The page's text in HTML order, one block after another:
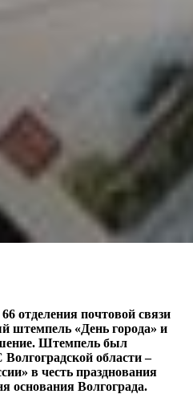
отделения почтовой связи
штемпель «День города» и
Штемпель был
области –
в честь празднования
основания Волгограда.